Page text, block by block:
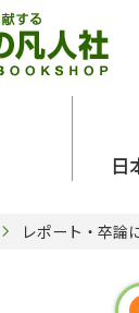
日
留学生向け
カード・ゲ
レポート・卒